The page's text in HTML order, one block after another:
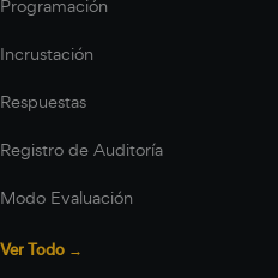
Programación
Incrustación
Respuestas
Registro de Auditoría
Modo Evaluación
Ver Todo →